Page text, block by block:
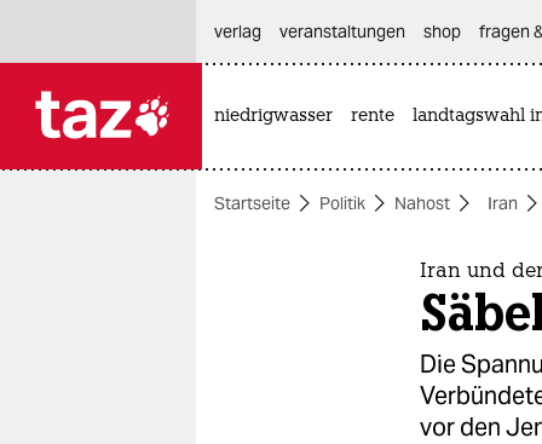
themen
verlag
veranstaltungen shop fragen
niedrigwasser rente landtagswahl
Startseite Politik Nahost Iran
Iran und
Die
vor den